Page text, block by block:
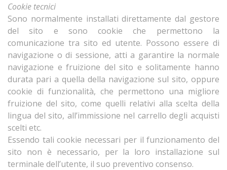
Cookie tecnici
Sono normalmente installati direttamente dal gestore
del sito e sono cookie che permettono la
comunicazione tra sito ed utente. Possono essere di
navigazione o di sessione, atti a garantire la normale
navigazione e fruizione del sito e solitamente hanno
durata pari a quella della navigazione sul sito, oppure
cookie di funzionalità, che permettono una migliore
fruizione del sito, come quelli relativi alla scelta della
lingua del sito, all’immissione nel carrello degli acquisti
scelti etc.
Essendo tali cookie necessari per il funzionamento del
sito non è necessario, per la loro installazione sul
terminale dell’utente, il suo preventivo consenso.